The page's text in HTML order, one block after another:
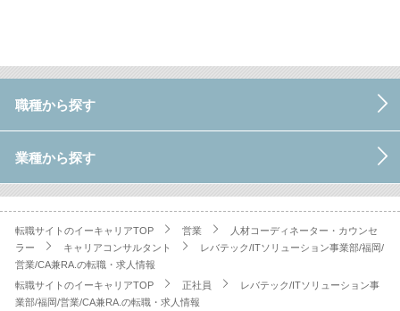
職種から探す
業種から探す
転職サイトのイーキャリアTOP 営業
人材コーディネーター・カウンセ
ラー
キャリアコンサルタント
レバテック/ITソリューション事業部/福岡/
営業/CA兼RA.の転職・求人情報
転職サイトのイーキャリアTOP
正社員
レバテック/ITソリューション事
業部/福岡/営業/CA兼RA.の転職・求人情報